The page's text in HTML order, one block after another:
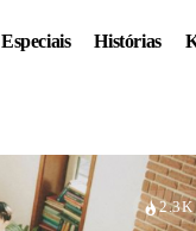
Especiais Histórias
2.3K